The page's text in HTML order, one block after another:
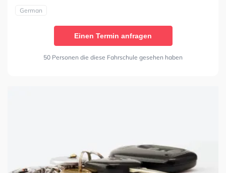
German
Einen Termin anfragen
50 Personen die diese Fahrschule gesehen haben